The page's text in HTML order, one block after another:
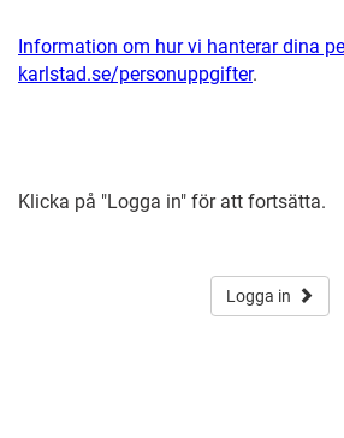
Information om hur vi hanterar dina
karlstad.se/personuppgifter.
Klicka på "Logga in" för att fortsätta.
Logga in